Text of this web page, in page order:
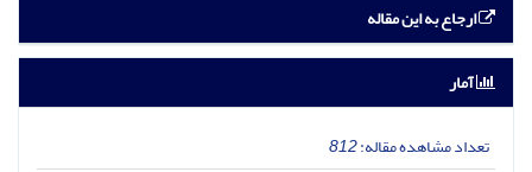
ارجاع به این مقاله
آمار
تعداد مشاهده مقاله:812